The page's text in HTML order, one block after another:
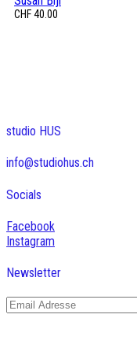
CHF40.00
studio HUS
info@studiohus.ch
Socials
Facebook
Instagram
Newsletter